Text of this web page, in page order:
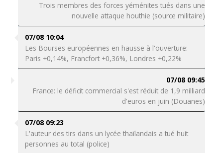
Trois membres des forces yéménites tués dans une
nouvelle attaque houthie (source militaire)
07/08 10:04
Les Bourses européennes en hausse à l'ouverture:
Paris +0,14%, Francfort +0,36%, Londres +0,22%
07/08 09:45
France: le déficit commercial s'est réduit de 1,9 milliard
d'euros en juin (Douanes)
07/08 09:23
L'auteur des tirs dans un lycée thaïlandais a tué huit
personnes au total (police)